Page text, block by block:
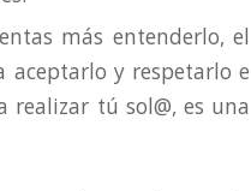
más entenderlo, el
y respetarlo e
tú sol@, es una